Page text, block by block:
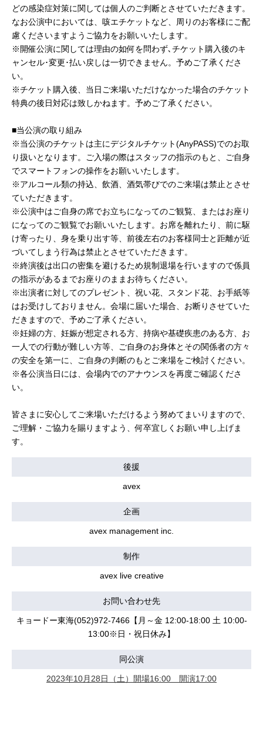
どの感染症対策に関しては個⼈のご判断とさせていただきます。
なお公演中においては、咳エチケットなど、周りのお客様にご配
慮くださいますようご協⼒をお願いいたします。
※開催公演に関しては理由の如何を問わず､チケット購入後のキ
ャンセル･変更･払い戻しは一切できません。予めご了承くださ
い。
※チケット購入後、当日ご来場いただけなかった場合のチケット
特典の後日対応は致しかねます。予めご了承ください。
■当公演の取り組み
※当公演のチケットは主にデジタルチケット(AnyPASS)でのお取
り扱いとなります。ご入場の際はスタッフの指示のもと、ご自身
でスマートフォンの操作をお願いいたします。
※アルコール類の持込、飲酒、酒気帯びでのご来場は禁止とさせ
ていただきます。
※公演中はご⾃⾝の席でお⽴ちになってのご観覧、またはお座り
になってのご観覧でお願いいたします。お席を離れたり、前に駆
け寄ったり、⾝を乗り出す等、前後左右のお客様同⼠と距離が近
づいてしまう⾏為は禁⽌とさせていただきます。
※終演後は出⼝の密集を避けるため規制退場を⾏いますので係員
の指⽰があるまでお座りのままお待ちください。
※出演者に対してのプレゼント、祝い花、スタンド花、お手紙等
はお受けしておりません。会場に届いた場合、お断りさせていた
だきますので、予めご了承ください。
※妊婦の方、妊娠が想定される方、持病や基礎疾患のある方、お
一人での行動が難しい方等、ご自身のお身体とその関係者の方々
の安全を第一に、ご自身の判断のもとご来場をご検討ください。
※各公演当⽇には、会場内でのアナウンスを再度ご確認くださ
い。
皆さまに安心してご来場いただけるよう努めてまいりますので、
ご理解・ご協力を賜りますよう、何卒宜しくお願い申し上げま
す。
後援
avex
企画
avex management inc.
制作
avex live creative
お問い合わせ先
キョードー東海(052)972-7466【月～金 12:00-18:00 土 10:00-
13:00※日・祝日休み】
同公演
2023年10月28日（土）開場16:00 開演17:00